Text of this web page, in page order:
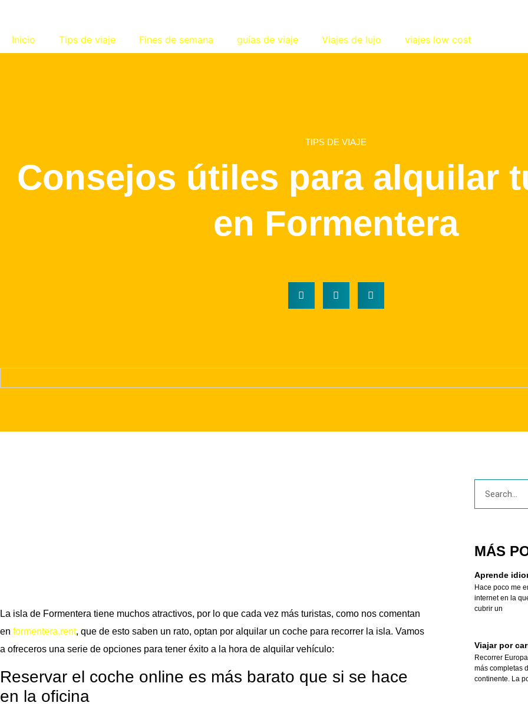
Inicio Tips de viaje Fines de semana guías de viaje Viajes de lujo viajes low cost
TIPS DE VIAJE
Consejos útiles para alquilar
en Formentera
La isla de Formentera tiene muchos atractivos, por lo que cada vez más turistas, como nos comentan
en formentera.rent, que de esto saben un rato, optan por alquilar un coche para recorrer la isla. Vamos
a ofreceros una serie de opciones para tener éxito a la hora de alquilar vehículo:
Reservar el coche online es más barato que si se hace
en la oficina
MÁS
Aprende
Hace poco me
internet en la
cubrir un
Viajar por
Recorrer
más completas
continente. La